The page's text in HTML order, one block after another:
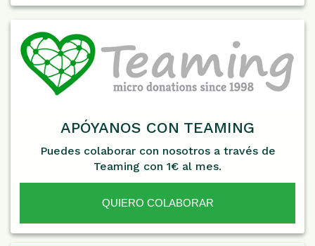
APÓYANOS CON TEAMING
Puedes colaborar con nosotros a través de
Teaming con 1€ al mes.
QUIERO COLABORAR